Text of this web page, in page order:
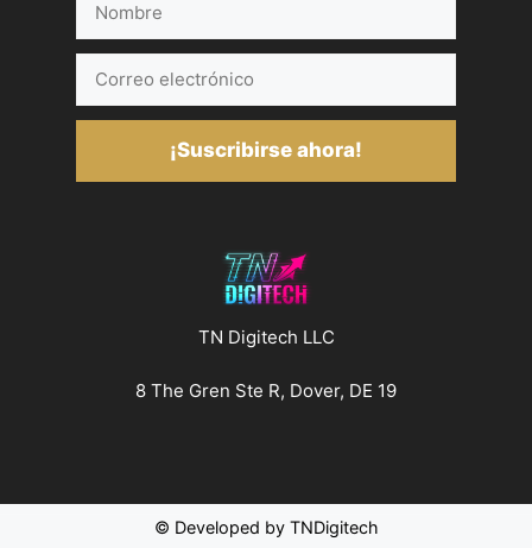
electrónico
¡Suscribirse ahora!
TN Digitech LLC
8 The Gren Ste R, Dover, DE 19